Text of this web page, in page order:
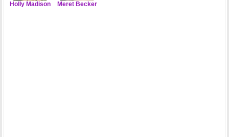
Holly Madison Meret Becker